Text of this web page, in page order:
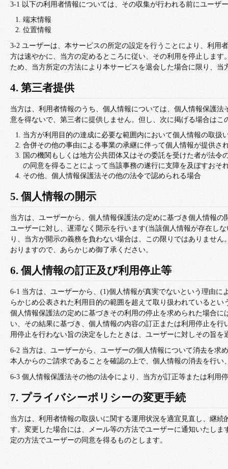
3-1 以下の利用者情報については、その収集が行われる前にユーザ
端末情報
位置情報
3-2 ユーザーは、本サービスの所定の設定を行うことにより、利
方は速やかに、当方の定めるところに従い、その利用を停止しま
ため、当方所定の方法により本サービスを退会した場合に限り、当
4. 第三者提供
当方は、利用者情報のうち、個人情報については、個人情報保護
意を得ないで、第三者に提供しません。但し、次に掲げる場合はこ
当方が利用目的の達成に必要な範囲内において個人情報の取扱
合併その他の事由による事業の承継に伴って個人情報が提供さ
国の機関もしくは地方公共団体又はその委託を受けた者が法
の同意を得ることによって当該事務の遂行に支障を及ぼすおそ
その他、個人情報保護法その他の法令で認められる場合
5. 個人情報の開示
当方は、ユーザーから、個人情報保護法の定めに基づき個人情報
ユーザーに対し、遅滞なく開示を行います(当該個人情報が存在し
り、当方が開示の義務を負わない場合は、この限りではありませ
おりますので、あらかじめ御了承ください。
6. 個人情報の訂正及び利用停止等
6-1 当方は、ユーザーから、(1)個人情報が真実でないという理由
らかじめ公表された利用目的の範囲を超えて取り扱われていると
個人情報保護法の定めに基づきその利用の停止を求められた場合
い、その結果に基づき、個人情報の内容の訂正または利用停止を
用停止を行わない旨の決定をしたときは、ユーザーに対しその旨を
6-2 当方は、ユーザーから、ユーザーの個人情報について消去を
本人からのご請求であることを確認の上で、個人情報の消去を行い
6-3 個人情報保護法その他の法令により、当方が訂正等または利用
7. プライバシーポリシーの変更手続
当方は、利用者情報の取扱いに関する運用状況を適宜見直し、継
す。変更した場合には、メール等の方法でユーザーに通知いたし
定の方法でユーザーの同意を得るものとします。